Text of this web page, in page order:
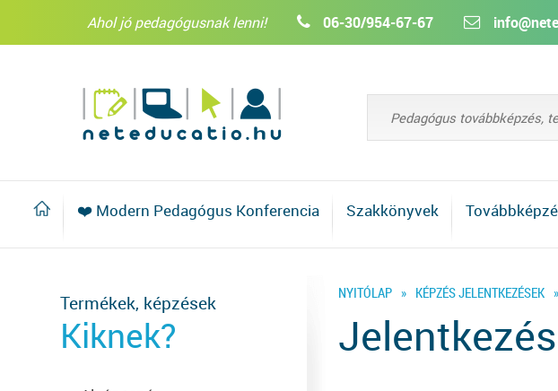
Ahol jó pedagógusnak lenni! 06-30/954-67-67
❤️ Modern Pedagógus Konferencia Szakkönyvek
NYITÓLAP » KÉPZÉS JELENTKEZÉSEK »
Termékek, képzések
Kiknek?